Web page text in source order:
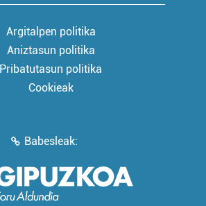
Argitalpen politika
Aniztasun politika
Pribatutasun politika
Cookieak
Babesleak: